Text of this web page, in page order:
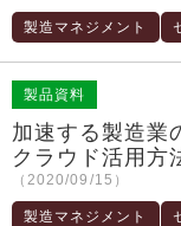
製造マネジメント
製品資料
加速する製造業
クラウド活用方
（2020/09/15）
製造マネジメント